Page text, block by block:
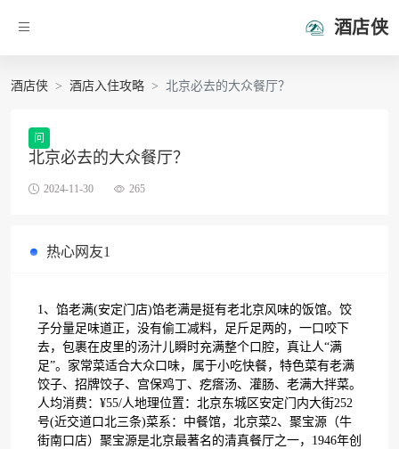
酒店侠
酒店侠 酒店入住攻略 北京必去的大众餐厅？
问
北京必去的大众餐厅？
2024-11-30 265
热心网友1
1、馅老满(安定门店)馅老满是挺有老北京风味的饭馆。饺
子分量足味道正，没有偷工减料，足斤足两的，一口咬下
去，包裹在皮里的汤汁儿瞬时充满整个口腔，真让人“满
足”。家常菜适合大众口味，属于小吃快餐，特色菜有老满
饺子、招牌饺子、宫保鸡丁、疙瘩汤、灌肠、老满大拌菜。
人均消费：¥55/人地理位置：北京东城区安定门内大街252
号(近交道口北三条)菜系：中餐馆，北京菜2、聚宝源（牛
街南口店）聚宝源是北京最著名的清真餐厅之一，1946年创